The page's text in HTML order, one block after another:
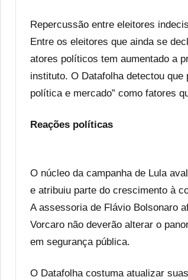
Repercussão entre eleitores
Entre os eleitores que ainda se
atores políticos tem aumentado a
instituto. O Datafolha detectou
política e mercado” como fatores
Reações políticas
O núcleo da campanha de Lula
e atribuiu parte do crescimento à
A assessoria de Flávio Bolsonaro
Vorcaro não deverão alterar o
em segurança pública.
O Datafolha costuma atualizar